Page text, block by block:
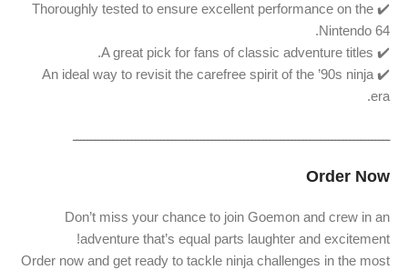
✔️ Thoroughly tested to ensure excellent performance on the
Nintendo 64.
✔️ A great pick for fans of classic adventure titles.
✔️ An ideal way to revisit the carefree spirit of the ’90s ninja
era.
ـــــــــــــــــــــــــــــــــــــــــــــــــــــــــــــــــــــــــــــــــــــــ
Order Now
Don’t miss your chance to join Goemon and crew in an
adventure that’s equal parts laughter and excitement!
Order now and get ready to tackle ninja challenges in the most